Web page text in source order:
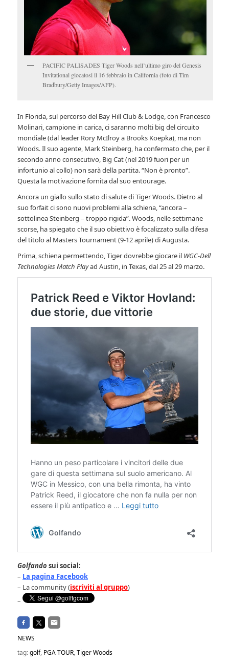
PACIFIC PALISADES Tiger Woods nell’ultimo giro del Genesis
Invitational giocatosi il 16 febbraio in California (foto di Tim
Bradbury/Getty Images/AFP).
In Florida, sul percorso del Bay Hill Club & Lodge, con Francesco
Molinari, campione in carica, ci saranno molti big del circuito
mondiale (dal leader Rory McIlroy a Brooks Koepka), ma non
Woods. Il suo agente, Mark Steinberg, ha confermato che, per il
secondo anno consecutivo, Big Cat (nel 2019 fuori per un
infortunio al collo) non sarà della partita. “Non è pronto”.
Questa la motivazione fornita dal suo entourage.
Ancora un giallo sullo stato di salute di Tiger Woods. Dietro al
suo forfait ci sono nuovi problemi alla schiena, “ancora –
sottolinea Steinberg – troppo rigida”. Woods, nelle settimane
scorse, ha spiegato che il suo obiettivo è focalizzato sulla difesa
del titolo al Masters Tournament (9-12 aprile) di Augusta.
Prima, schiena permettendo, Tiger dovrebbe giocare il WGC-Dell
Technologies Match Playad Austin, in Texas, dal 25 al 29 marzo.
Golfando sui social:
– La pagina Facebook
– La community (iscriviti al gruppo)
–
NEWS
tag:golf, PGA TOUR,Tiger Woods